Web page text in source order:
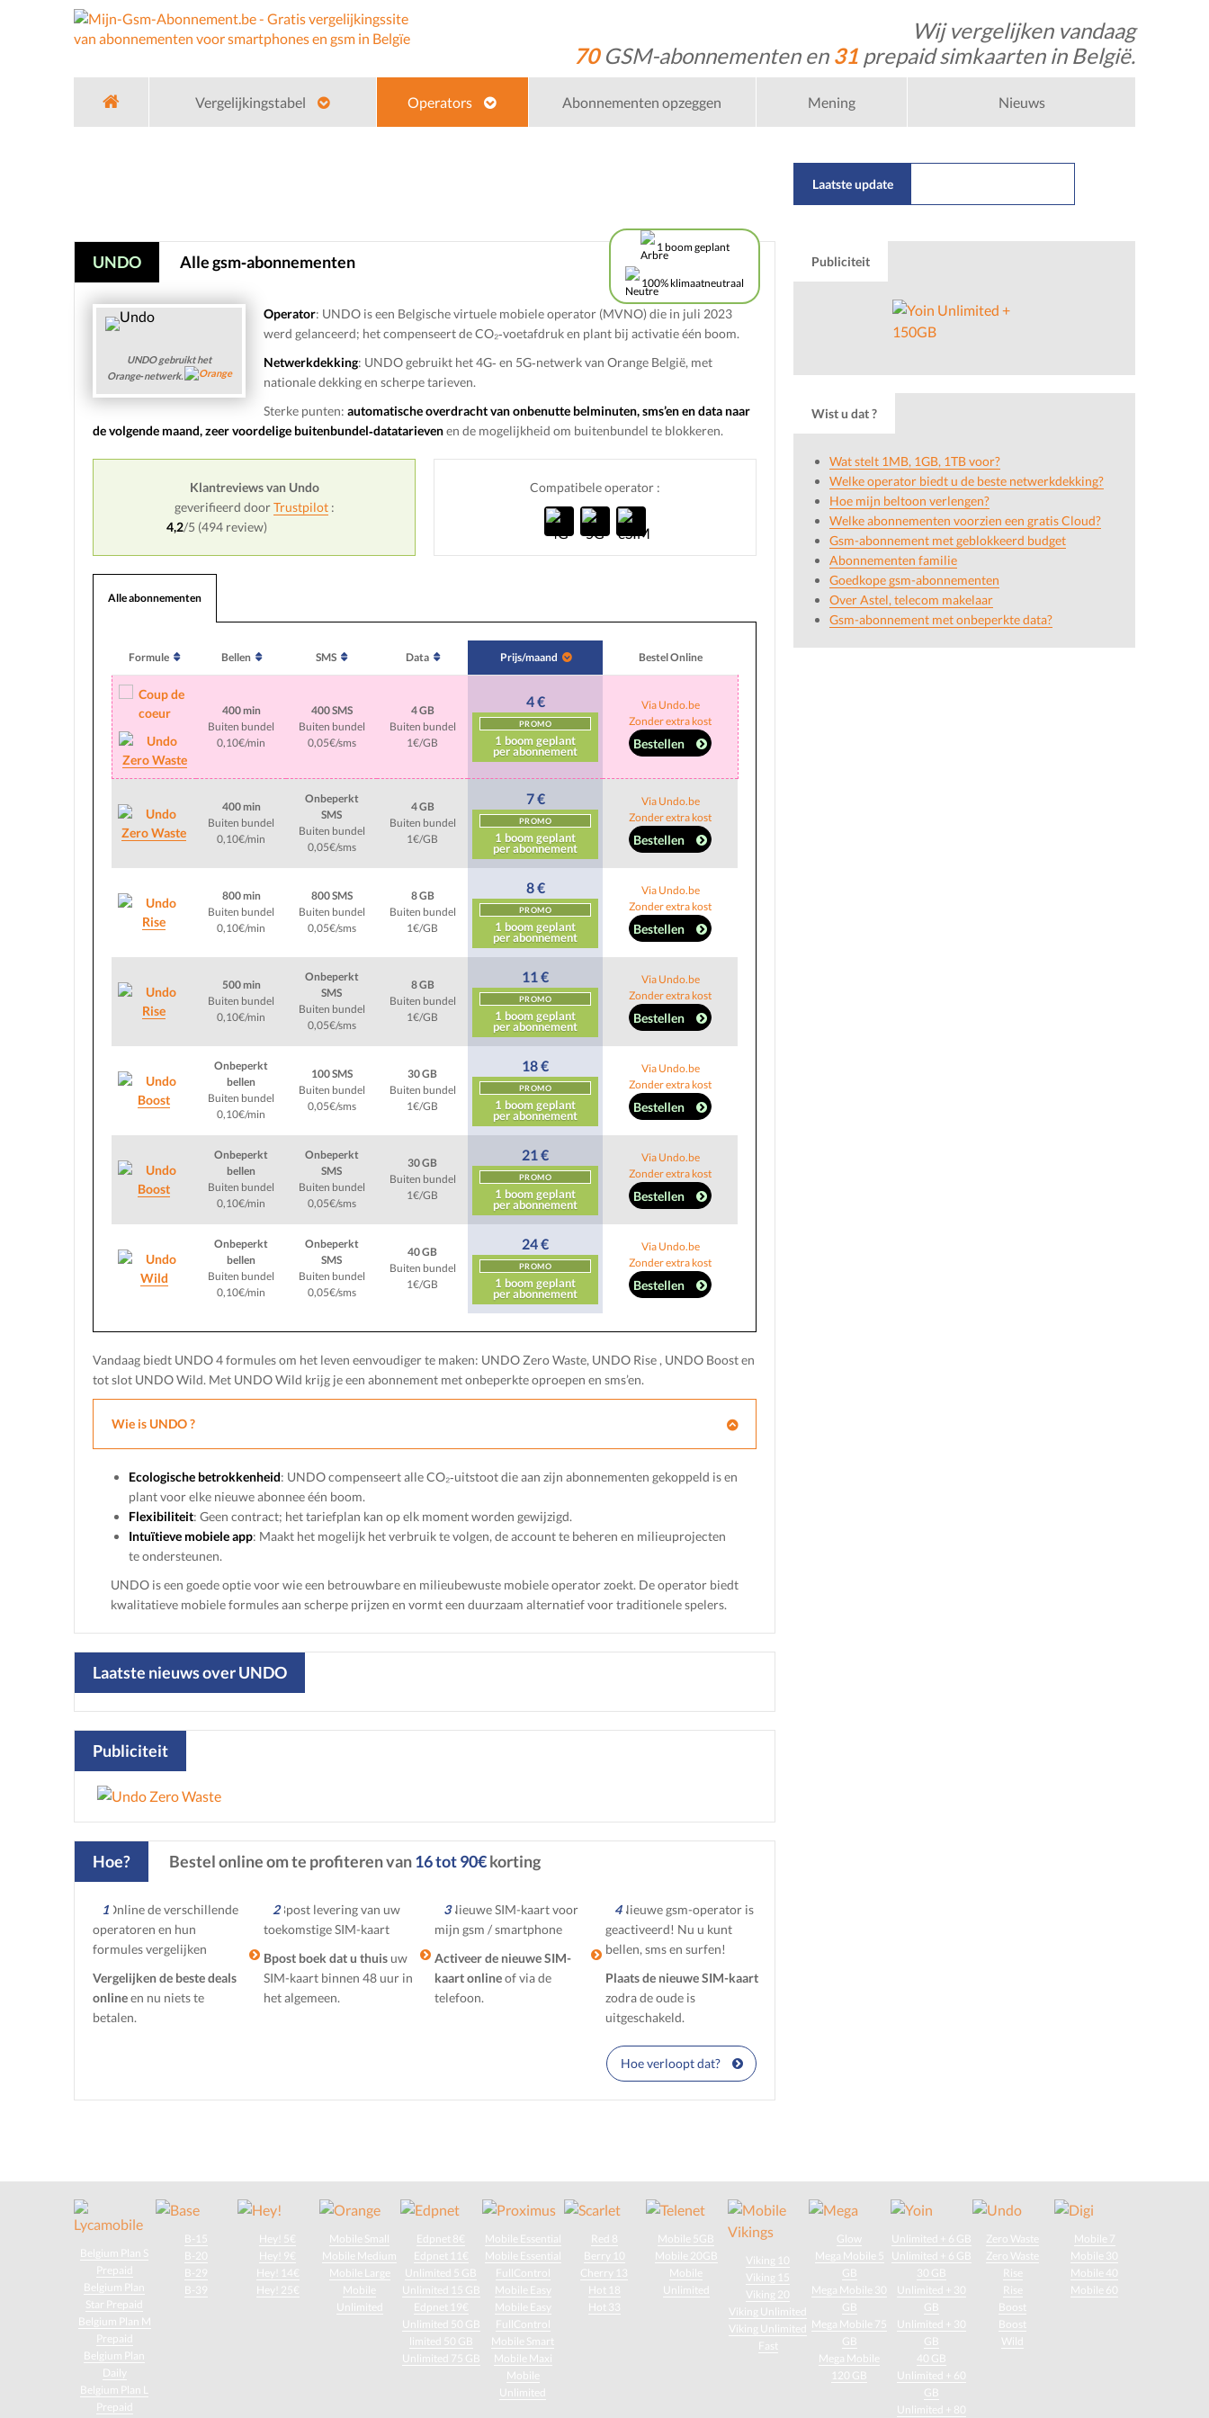
Wij vergelijken vandaag
70GSM-abonnementen en 31 prepaid simkaarten in België.
Vergelijkingstabel Operators Abonnementen opzeggen Mening Nieuws
Laatste update
UNDO Alle gsm‑abonnementen
1 boom geplant
100% klimaatneutraal
UNDO gebruikt het
Orange‑netwerk.
Operator: UNDO is een Belgische virtuele mobiele operator (MVNO) die in juli 2023
werd gelanceerd; het compenseert de CO₂‑voetafdruk en plant bij activatie één boom.
Netwerkdekking: UNDO gebruikt het 4G‑ en 5G‑netwerk van Orange België, met
nationale dekking en scherpe tarieven.
Sterke punten: automatische overdracht van onbenutte belminuten, sms’en en data naar
de volgende maand, zeer voordelige buitenbundel‑datatarievenen de mogelijkheid om buitenbundel te blokkeren.
Klantreviews van Undo
geverifieerd doorTrustpilot:
4,2/5 (494 review)
Compatibele operator :
Alle abonnementen
Formule Bellen SMS Data Prijs/maand Bestel Online
Zero Waste
400 min
Buiten bundel
0,10€/min
400 SMS
Buiten bundel
0,05€/sms
4 GB
Buiten bundel
1€/GB
4 €
PROMO
1 boom geplant
per abonnement
Via Undo.be
Zonder extra kost
Bestellen
Zero Waste
400 min
Buiten bundel
0,10€/min
Onbeperkt
SMS
Buiten bundel
0,05€/sms
4 GB
Buiten bundel
1€/GB
7 €
PROMO
1 boom geplant
per abonnement
Via Undo.be
Zonder extra kost
Bestellen
Rise
800 min
Buiten bundel
0,10€/min
800 SMS
Buiten bundel
0,05€/sms
8 GB
Buiten bundel
1€/GB
8 €
PROMO
1 boom geplant
per abonnement
Via Undo.be
Zonder extra kost
Bestellen
Rise
500 min
Buiten bundel
0,10€/min
Onbeperkt
SMS
Buiten bundel
0,05€/sms
8 GB
Buiten bundel
1€/GB
11 €
PROMO
1 boom geplant
per abonnement
Via Undo.be
Zonder extra kost
Bestellen
Boost
Onbeperkt
bellen
Buiten bundel
0,10€/min
100 SMS
Buiten bundel
0,05€/sms
30 GB
Buiten bundel
1€/GB
18 €
PROMO
1 boom geplant
per abonnement
Via Undo.be
Zonder extra kost
Bestellen
Boost
Onbeperkt
bellen
Buiten bundel
0,10€/min
Onbeperkt
SMS
Buiten bundel
0,05€/sms
30 GB
Buiten bundel
1€/GB
21 €
PROMO
1 boom geplant
per abonnement
Via Undo.be
Zonder extra kost
Bestellen
Wild
Onbeperkt
bellen
Buiten bundel
0,10€/min
Onbeperkt
SMS
Buiten bundel
0,05€/sms
40 GB
Buiten bundel
1€/GB
24 €
PROMO
1 boom geplant
per abonnement
Via Undo.be
Zonder extra kost
Bestellen
Vandaag biedt UNDO 4 formules om het leven eenvoudiger te maken: UNDO Zero Waste, UNDO Rise , UNDO Boost en
tot slot UNDO Wild. Met UNDO Wild krijg je een abonnement met onbeperkte oproepen en sms’en.
Wie is UNDO ?
Ecologische betrokkenheid: UNDO compenseert alle CO₂‑uitstoot die aan zijn abonnementen gekoppeld is en
plant voor elke nieuwe abonnee één boom.
Flexibiliteit: Geen contract; het tariefplan kan op elk moment worden gewijzigd.
Intuïtieve mobiele app: Maakt het mogelijk het verbruik te volgen, de account te beheren en milieuprojecten
te ondersteunen.
UNDO is een goede optie voor wie een betrouwbare en milieubewuste mobiele operator zoekt. De operator biedt
kwalitatieve mobiele formules aan scherpe prijzen en vormt een duurzaam alternatief voor traditionele spelers.
Laatste nieuws over UNDO
Publiciteit
Hoe? Bestel online om te profiteren van16 tot 90€korting
1
Vergelijken de beste deals
onlineen nu niets te
betalen.
2
Bpost boek dat u thuis uw
SIM-kaart binnen 48 uur in
het algemeen.
3
Activeer de nieuwe SIM-
kaart onlineof via de
telefoon.
4
Plaats de nieuwe SIM-kaart
zodra de oude is
uitgeschakeld.
Hoe verloopt dat?
Publiciteit
Wist u dat ?
Wat stelt 1MB, 1GB, 1TB voor?
Welke operator biedt u de beste netwerkdekking?
Hoe mijn beltoon verlengen?
Welke abonnementen voorzien een gratis Cloud?
Gsm-abonnement met geblokkeerd budget
Abonnementen familie
Goedkope gsm-abonnementen
Over Astel, telecom makelaar
Gsm-abonnement met onbeperkte data?
Belgium Plan S
Prepaid
Belgium Plan
Star Prepaid
Belgium Plan M
Prepaid
Belgium Plan
Daily
Belgium Plan L
Prepaid
B-15
B-20
B-29
B-39
Hey! 5€
Hey! 9€
Hey! 14€
Hey! 25€
Mobile Small
Mobile Medium
Mobile Large
Mobile
Unlimited
Edpnet 8€
Edpnet 11€
Unlimited 5 GB
Unlimited 15 GB
Edpnet 19€
Unlimited 50 GB
limited 50 GB
Unlimited 75 GB
Mobile Essential
Mobile Essential
FullControl
Mobile Easy
Mobile Easy
FullControl
Mobile Smart
Mobile Maxi
Mobile
Unlimited
Red 8
Berry 10
Cherry 13
Hot 18
Hot 33
Mobile 5GB
Mobile 20GB
Mobile
Unlimited
Viking 10
Viking 15
Viking 20
Viking Unlimited
Viking Unlimited
Fast
Glow
Mega Mobile 5
GB
Mega Mobile 30
GB
Mega Mobile 75
GB
Mega Mobile
120 GB
Unlimited + 6 GB
Unlimited + 6 GB
30 GB
Unlimited + 30
GB
Unlimited + 30
GB
40 GB
Unlimited + 60
GB
Unlimited + 80
Zero Waste
Zero Waste
Rise
Rise
Boost
Boost
Wild
Mobile 7
Mobile 30
Mobile 40
Mobile 60